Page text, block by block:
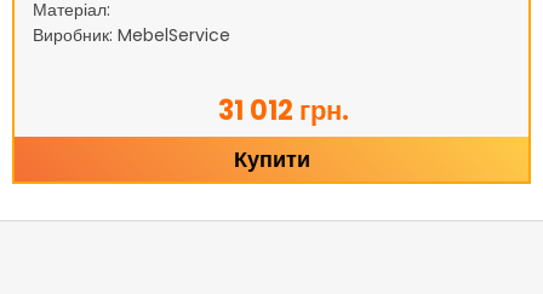
Матеріал:
Виробник: MebelService
31 012 грн.
Купити